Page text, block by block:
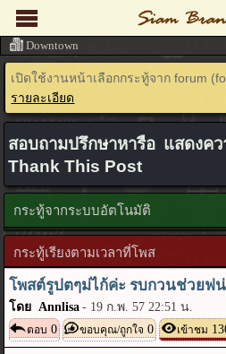
เปิดใช้งานหน้าเลือกกระทู้จาก forum
รายละเอียด
สอบถามปรึกษาหารือ แสดงค
Thank This Post
กระทู้จากระบบอัตโนมัติ
กระทู้เรียงตามเวลาที่โพส
โพสต์รูปตๆม่ไก้ค่ะ รบกวนช่วยฟ
โดย Annlisa - 19 ก.พ. 57 22:51 น.
ตอบ 0 ขอบคุณ/ถูกใจ 0 เข้าชม
Downtown